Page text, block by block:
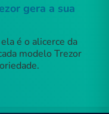
gera a sua
é o alicerce da
modelo Trezor